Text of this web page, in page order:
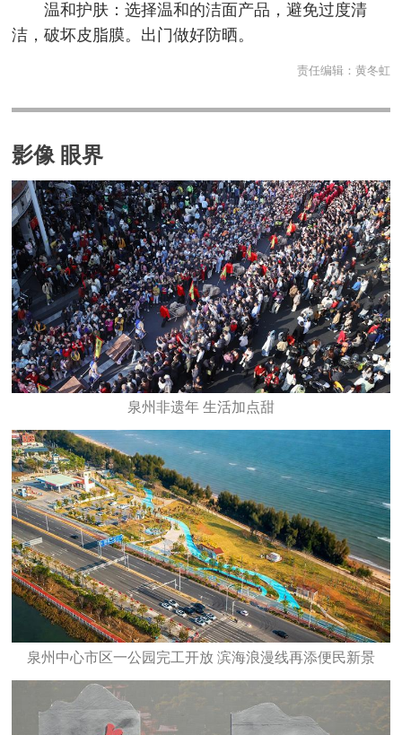
温和护肤：选择温和的洁面产品，避免过度清
洁，破坏皮脂膜。出门做好防晒。
责任编辑： 黄冬虹
影像 眼界
泉州非遗年 生活加点甜
泉州中心市区一公园完工开放 滨海浪漫线再添便民新景